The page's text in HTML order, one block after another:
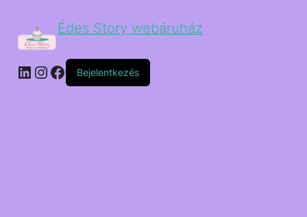
Édes Story webáruház
Bejelentkezés